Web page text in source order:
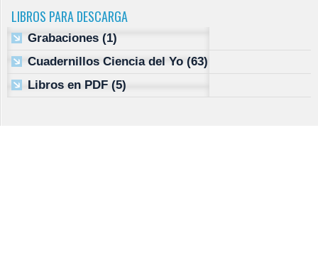
LIBROS PARA DESCARGA
Grabaciones (1)
Cuadernillos Ciencia del Yo (63)
Libros en PDF (5)